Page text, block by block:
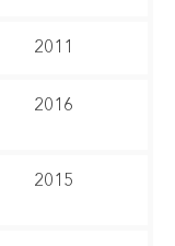
2011
2016
2015